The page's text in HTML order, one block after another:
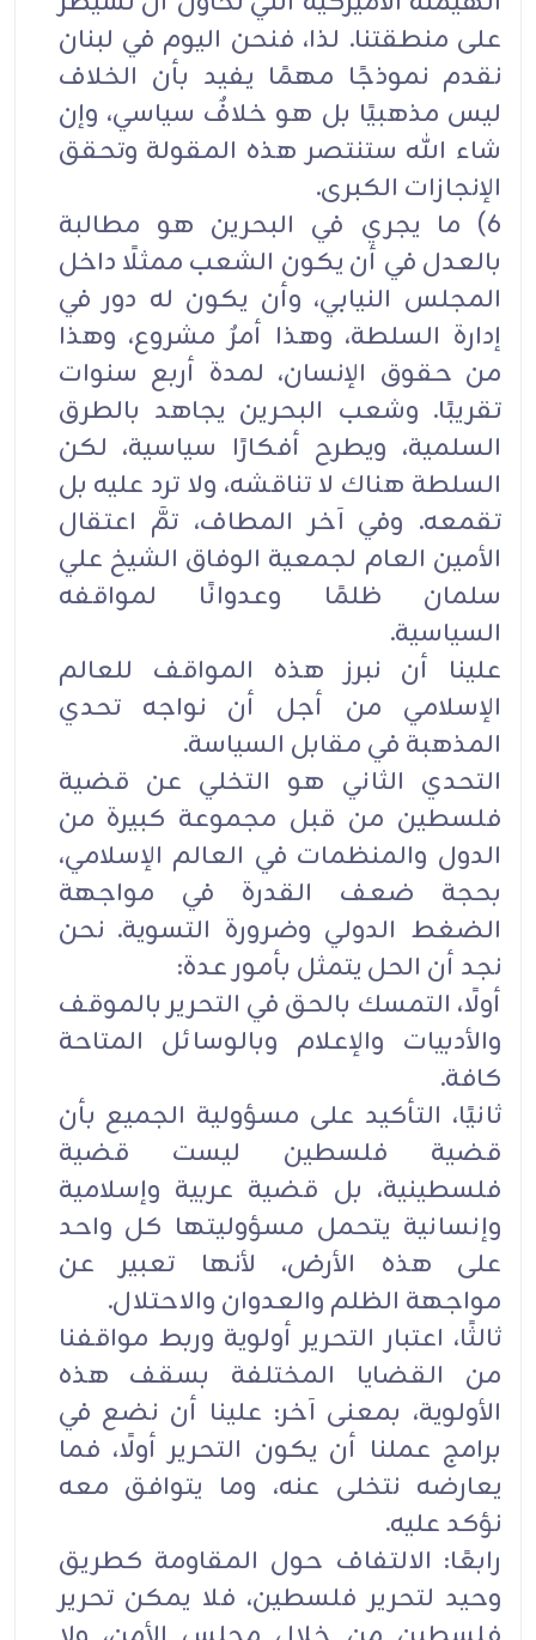
على منطقتنا. لذا، فنحن اليوم في لبنان
نقدم نموذجًا مهمًا يفيد بأن الخلاف
ليس مذهبيًا بل هو خلافٌ سياسي، وإن
شاء الله ستنتصر هذه المقولة وتحقق
الإنجازات الكبرى.
6) ما يجري في البحرين هو مطالبة
بالعدل في أن يكون الشعب ممثلًا داخل
المجلس النيابي، وأن يكون له دور في
إدارة السلطة، وهذا أمرٌ مشروع، وهذا
من حقوق الإنسان، لمدة أربع سنوات
تقريبًا. وشعب البحرين يجاهد بالطرق
السلمية، ويطرح أفكارًا سياسية، لكن
السلطة هناك لا تناقشه، ولا ترد عليه بل
تقمعه. وفي آخر المطاف، تمَّ اعتقال
الأمين العام لجمعية الوفاق الشيخ علي
سلمان ظلمًا وعدوانًا لمواقفه
السياسية.
علينا أن نبرز هذه المواقف للعالم
الإسلامي من أجل أن نواجه تحدي
المذهبة في مقابل السياسة.
التحدي الثاني هو التخلي عن قضية
فلسطين من قبل مجموعة كبيرة من
الدول والمنظمات في العالم الإسلامي،
بحجة ضعف القدرة في مواجهة
الضغط الدولي وضرورة التسوية. نحن
نجد أن الحل يتمثل بأمور عدة:
أولًا، التمسك بالحق في التحرير بالموقف
والأدبيات والإعلام وبالوسائل المتاحة
كافة.
ثانيًا، التأكيد على مسؤولية الجميع بأن
قضية فلسطين ليست قضية
فلسطينية، بل قضية عربية وإسلامية
وإنسانية يتحمل مسؤوليتها كل واحد
على هذه الأرض، لأنها تعبير عن
مواجهة الظلم والعدوان والاحتلال.
ثالثًا، اعتبار التحرير أولوية وربط مواقفنا
من القضايا المختلفة بسقف هذه
الأولوية، بمعنى آخر: علينا أن نضع في
برامج عملنا أن يكون التحرير أولًا، فما
يعارضه نتخلى عنه، وما يتوافق معه
نؤكد عليه.
رابعًا: الالتفاف حول المقاومة كطريق
وحيد لتحرير فلسطين، فلا يمكن تحرير